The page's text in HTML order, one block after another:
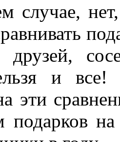
случае,
и
эти
подарков